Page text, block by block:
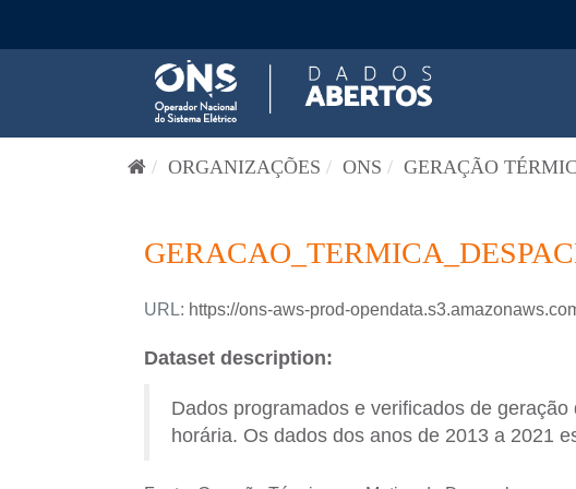
ORGANIZAÇÕES ONS GERAÇÃO
URL: https://ons-aws-prod-
Dataset description:
Dados programados e verificados de
horária. Os dados dos anos de 2013 a 2021